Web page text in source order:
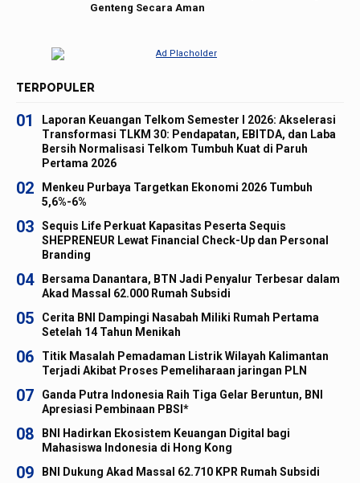
Genteng Secara Aman
TERPOPULER
01
Laporan Keuangan Telkom Semester I 2026: Akselerasi
Transformasi TLKM 30: Pendapatan, EBITDA, dan Laba
Bersih Normalisasi Telkom Tumbuh Kuat di Paruh
Pertama 2026
02
Menkeu Purbaya Targetkan Ekonomi 2026 Tumbuh
5,6%-6%
03
Sequis Life Perkuat Kapasitas Peserta Sequis
SHEPRENEUR Lewat Financial Check-Up dan Personal
Branding
04
Bersama Danantara, BTN Jadi Penyalur Terbesar dalam
Akad Massal 62.000 Rumah Subsidi
05
Cerita BNI Dampingi Nasabah Miliki Rumah Pertama
Setelah 14 Tahun Menikah
06
Titik Masalah Pemadaman Listrik Wilayah Kalimantan
Terjadi Akibat Proses Pemeliharaan jaringan PLN
07
Ganda Putra Indonesia Raih Tiga Gelar Beruntun, BNI
Apresiasi Pembinaan PBSI*
08
BNI Hadirkan Ekosistem Keuangan Digital bagi
Mahasiswa Indonesia di Hong Kong
09 BNI Dukung Akad Massal 62.710 KPR Rumah Subsidi